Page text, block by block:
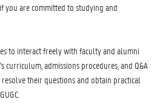
you are committed to studying and
to interact freely with faculty and alumni
curriculum, admissions procedures, and Q&A
their questions and obtain practical